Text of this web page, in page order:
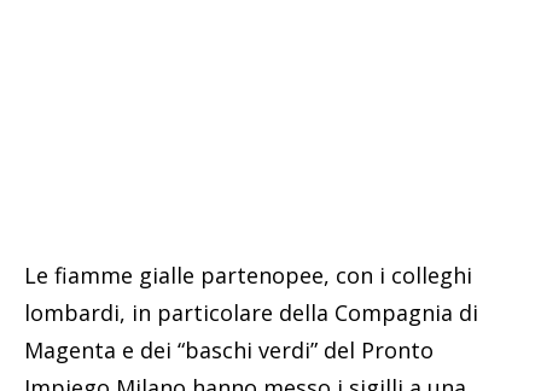
Le fiamme gialle partenopee, con i colleghi
lombardi, in particolare della Compagnia di
Magenta e dei “baschi verdi” del Pronto